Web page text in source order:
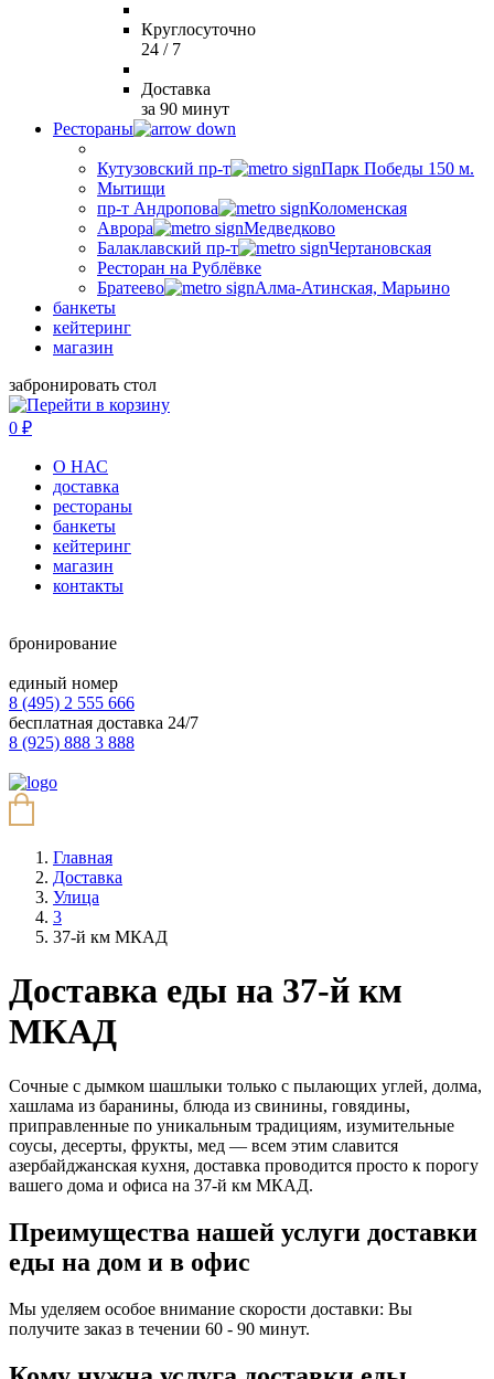
Круглосуточно
24 / 7
Доставка
за 90 минут
Рестораны
Кутузовский пр-т
Парк Победы 150 м.
Мытищи
пр-т Андропова
Коломенская
Аврора
Медведково
Балаклавский пр-т
Чертановская
Ресторан на Рублёвке
Братеево
Алма-Атинская, Марьино
банкеты
кейтеринг
магазин
забронировать стол
0 ₽
О НАС
доставка
рестораны
банкеты
кейтеринг
магазин
контакты
бронирование
единый номер
8 (495) 2 555 666
бесплатная доставка 24/7
8 (925) 888 3 888
Главная
Доставка
Улица
3
37-й км МКАД
Доставка еды на 37-й км
МКАД
Сочные с дымком шашлыки только с пылающих углей, долма,
хашлама из баранины, блюда из свинины, говядины,
приправленные по уникальным традициям, изумительные
соусы, десерты, фрукты, мед — всем этим славится
азербайджанская кухня, доставка проводится просто к порогу
вашего дома и офиса на 37-й км МКАД.
Преимущества нашей услуги доставки
еды на дом и в офис
Мы уделяем особое внимание скорости доставки: Вы
получите заказ в течении 60 - 90 минут.